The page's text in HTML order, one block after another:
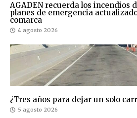
AGADEN recuerda los incendios
planes de emergencia
comarca
4 agosto 2026
¿Tres años para dejar un solo
5 agosto 2026